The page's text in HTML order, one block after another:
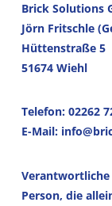
Brick Solutions
Jörn Fritschle
Hüttenstraße 5
51674 Wiehl
Telefon: 02262
E-Mail:
Person, die